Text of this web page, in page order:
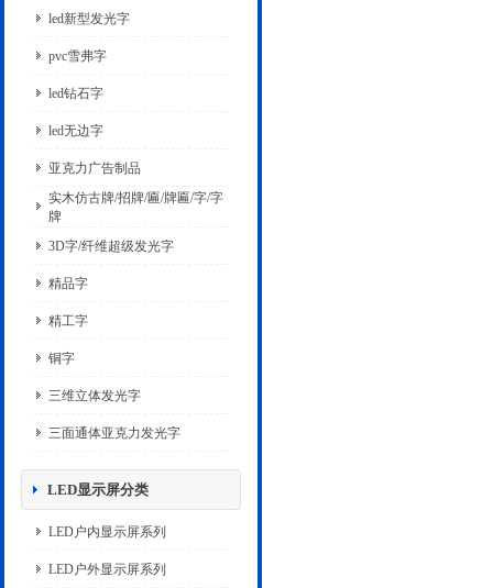
led新型发光字
pvc雪弗字
led钻石字
led无边字
亚克力广告制品
实木仿古牌/招牌/匾/牌匾/字/字
牌
3D字/纤维超级发光字
精品字
精工字
铜字
三维立体发光字
三面通体亚克力发光字
LED显示屏分类
LED户内显示屏系列
LED户外显示屏系列